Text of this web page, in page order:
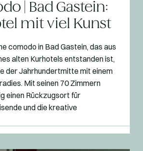
| Bad Gastein:
mit viel Kunst
comodo in Bad Gastein, das aus
alten Kurhotels entstanden ist,
der Jahrhundertmitte mit einem
Mit seinen 70 Zimmern
einen Rückzugsort für
und die kreative